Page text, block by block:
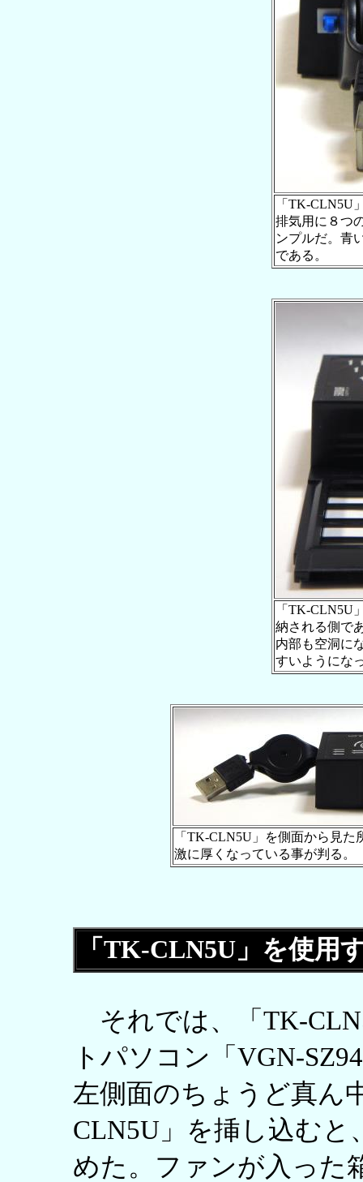
「TK-CLN5U
排気用に８つ
ンプルだ。青
である。
「TK-CLN5U
納される側で
内部も空洞に
すいようにな
「TK-CLN5U」を側面から見
激に厚くなっている事が判る。
「TK-CLN5U」を使用
それでは、「TK-
トパソコン「VGN-
左側面のちょうど真ん
CLN5U」を挿し込む
めた。ファンが入った